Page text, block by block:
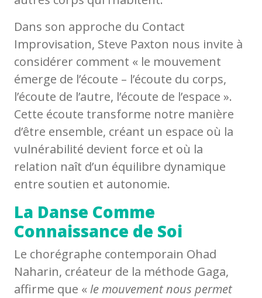
Dans son approche du Contact
Improvisation, Steve Paxton nous invite à
considérer comment « le mouvement
émerge de l’écoute – l’écoute du corps,
l’écoute de l’autre, l’écoute de l’espace ».
Cette écoute transforme notre manière
d’être ensemble, créant un espace où la
vulnérabilité devient force et où la
relation naît d’un équilibre dynamique
entre soutien et autonomie.
La Danse Comme
Connaissance de Soi
Le chorégraphe contemporain Ohad
Naharin, créateur de la méthode Gaga,
affirme que «le mouvement nous permet